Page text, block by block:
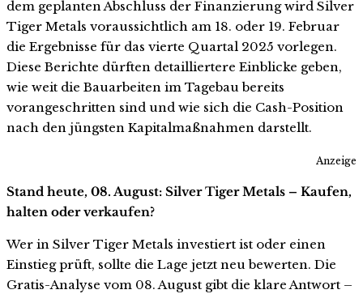
dem geplanten Abschluss der Finanzierung wird Silver
Tiger Metals voraussichtlich am 18. oder 19. Februar
die Ergebnisse für das vierte Quartal 2025 vorlegen.
Diese Berichte dürften detailliertere Einblicke geben,
wie weit die Bauarbeiten im Tagebau bereits
vorangeschritten sind und wie sich die Cash-Position
nach den jüngsten Kapitalmaßnahmen darstellt.
Anzeige
Stand heute, 08. August: Silver Tiger Metals – Kaufen,
halten oder verkaufen?
Wer in Silver Tiger Metals investiert ist oder einen
Einstieg prüft, sollte die Lage jetzt neu bewerten. Die
Gratis-Analyse vom 08. August gibt die klare Antwort –